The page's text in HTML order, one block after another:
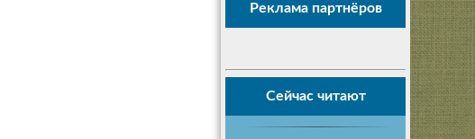
Реклама партнёров
Сейчас читают